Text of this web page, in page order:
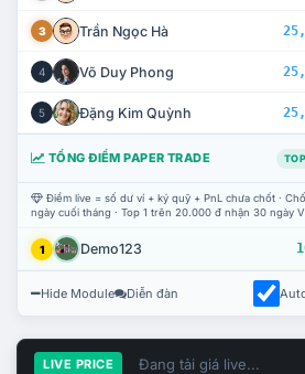
3 Trần Ngọc Hà
4 Võ Duy Phong
5 Đặng Kim Quỳnh
TỔNG ĐIỂM PAPER TRADE
Điểm live = số dư ví + ký quỹ + PnL chưa chốt ·
ngày cuối tháng · Top 1 trên 20.000 đ nhận 30 ngày
1 Demo123
Hide Module Diễn đàn
LIVE PRICE Đang tải giá live...